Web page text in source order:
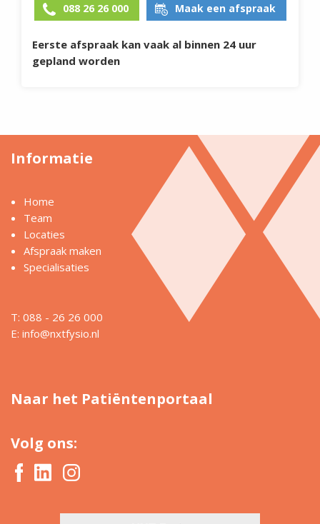
088 26 26 000 Maak een afspraak
Eerste afspraak kan vaak al binnen 24 uur
gepland worden
Informatie
Home
Team
Locaties
Afspraak maken
Specialisaties
T: 088 - 26 26 000
E: info@nxtfysio.nl
Naar het Patiëntenportaal
Volg ons: